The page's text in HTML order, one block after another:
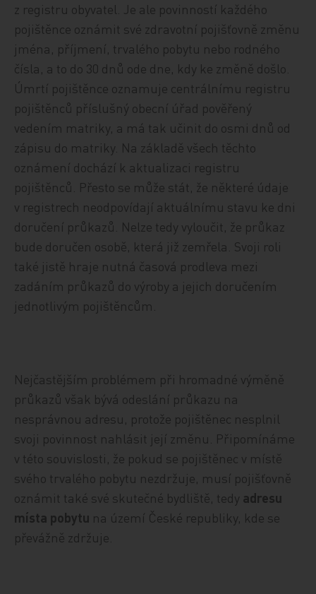
z registru obyvatel. Je ale povinností každého
pojištěnce oznámit své zdravotní pojišťovně změnu
jména, příjmení, trvalého pobytu nebo rodného
čísla, a to do 30 dnů ode dne, kdy ke změně došlo.
Úmrtí pojištěnce oznamuje centrálnímu registru
pojištěnců příslušný obecní úřad pověřený
vedením matriky, a má tak učinit do osmi dnů od
zápisu do matriky. Na základě všech těchto
oznámení dochází k aktualizaci registru
pojištěnců. Přesto se může stát, že některé údaje
v registrech neodpovídají aktuálnímu stavu ke dni
doručení průkazů. Nelze tedy vyloučit, že průkaz
bude doručen osobě, která již zemřela. Svoji roli
také jistě hraje nutná časová prodleva mezi
zadáním průkazů do výroby a jejich doručením
jednotlivým pojištěncům.
Nejčastějším problémem při hromadné výměně
průkazů však bývá odeslání průkazu na
nesprávnou adresu, protože pojištěnec nesplnil
svoji povinnost nahlásit její změnu. Připomínáme
v této souvislosti, že pokud se pojištěnec v místě
svého trvalého pobytu nezdržuje, musí pojišťovně
oznámit také své skutečné bydliště, tedy adresu
místa pobytu na území České republiky, kde se
převážně zdržuje.